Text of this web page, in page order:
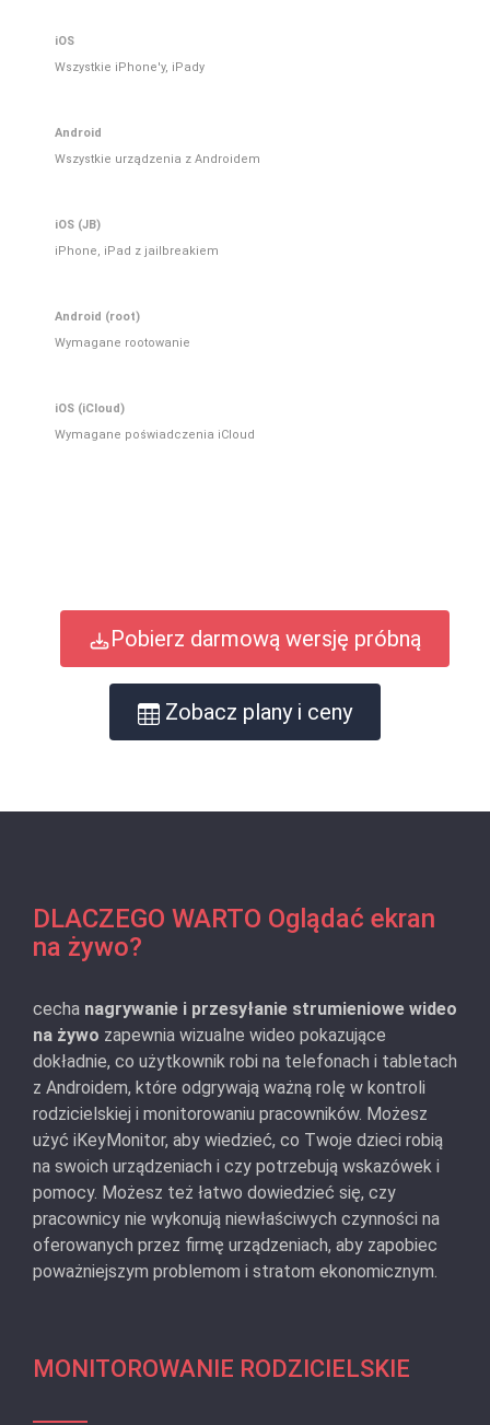
iOS
Wszystkie iPhone'y, iPady
Android
Wszystkie urządzenia z Androidem
iOS (JB)
iPhone, iPad z jailbreakiem
Android (root)
Wymagane rootowanie
iOS (iCloud)
Wymagane poświadczenia iCloud
Pobierz darmową wersję próbną
Zobacz plany i ceny
DLACZEGO WARTO Oglądać ekran
na żywo?
cecha nagrywanie i przesyłanie strumieniowe wideo
na żywo zapewnia wizualne wideo pokazujące
dokładnie, co użytkownik robi na telefonach i tabletach
z Androidem, które odgrywają ważną rolę w kontroli
rodzicielskiej i monitorowaniu pracowników. Możesz
użyć iKeyMonitor, aby wiedzieć, co Twoje dzieci robią
na swoich urządzeniach i czy potrzebują wskazówek i
pomocy. Możesz też łatwo dowiedzieć się, czy
pracownicy nie wykonują niewłaściwych czynności na
oferowanych przez firmę urządzeniach, aby zapobiec
poważniejszym problemom i stratom ekonomicznym.
MONITOROWANIE RODZICIELSKIE